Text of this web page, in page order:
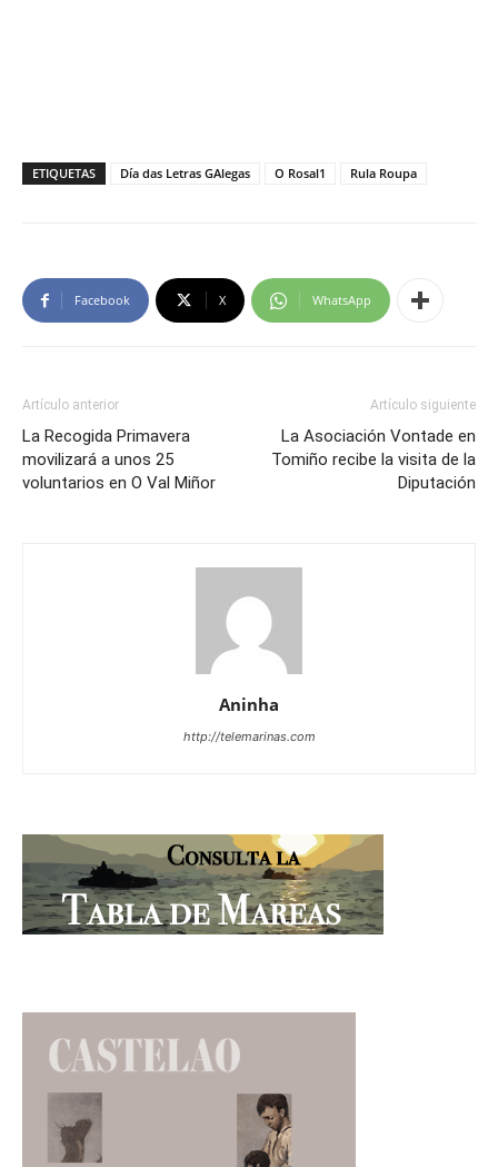
ETIQUETAS Día das Letras GAlegas O Rosal1 Rula Roupa
Facebook X WhatsApp
Artículo anterior
La Recogida Primavera
movilizará a unos 25
voluntarios en O Val Miñor
Artículo siguiente
La Asociación Vontade en
Tomiño recibe la visita de la
Diputación
Aninha
http://telemarinas.com